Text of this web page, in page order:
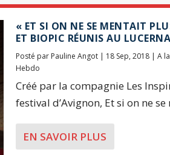
« ET SI ON NE SE MENTAIT
ET BIOPIC RÉUNIS AU
Posté par Pauline Angot| 18 Sep, 2018| A
Hebdo
Créé par la compagnie Les
festival d’Avignon, Et si on ne
EN SAVOIR PLUS